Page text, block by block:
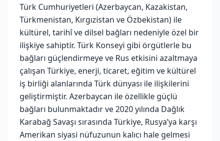
Türk Cumhuriyetleri (Azerbaycan, Kazakistan,
Türkmenistan, Kırgızistan ve Özbekistan) ile
kültürel, tarihî ve dilsel bağları nedeniyle özel bir
ilişkiye sahiptir. Türk Konseyi gibi örgütlerle bu
bağları güçlendirmeye ve Rus etkisini azaltmaya
çalışan Türkiye, enerji, ticaret, eğitim ve kültürel
iş birliği alanlarında Türk dünyası ile ilişkilerini
geliştirmiştir. Azerbaycan ile özellikle güçlü
bağları bulunmaktadır ve 2020 yılında Dağlık
Karabağ Savaşı sırasında Türkiye, Rusya’ya karşı
Amerikan siyasi nüfuzunun kalıcı hale gelmesi